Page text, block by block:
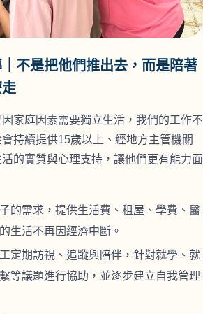
不是把他們推出去，而是陪著
家庭因素需要獨立生活，我們的工作不
持續提供15歲以上、經地方主管機關
的實質與心理支持，讓他們更有能力面
的需求，提供生活費、租屋、學費、醫
生活不再因經濟中斷。
定期訪視、追蹤與陪伴，針對就學、就
等議題進行協助，並逐步建立自我管理